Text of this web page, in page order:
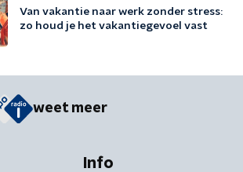
Van vakantie naar werk zonder stress:
zo houd je het vakantiegevoel vast
weet meer
Info